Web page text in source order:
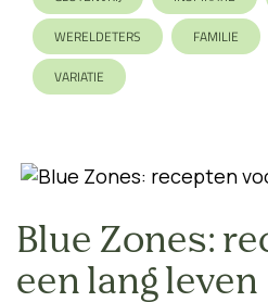
WERELDETERS
FAMILIE
VARIATIE
Blue Zones:
een lang leven